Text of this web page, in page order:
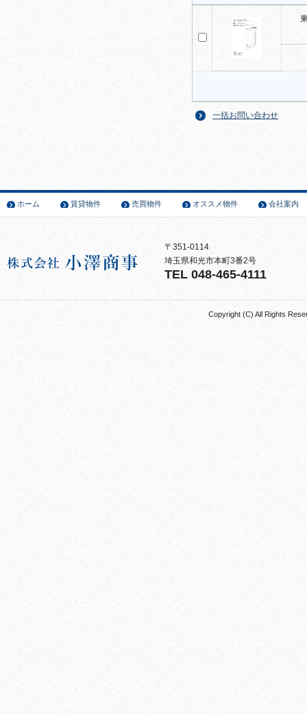
一括お問い合わせ
ホーム 賃貸物件 売買物件 オススメ物件 会社案内
〒351-0114
埼玉県和光市本町3番2号
TEL 048-465-4111
Copyright (C) All Rights